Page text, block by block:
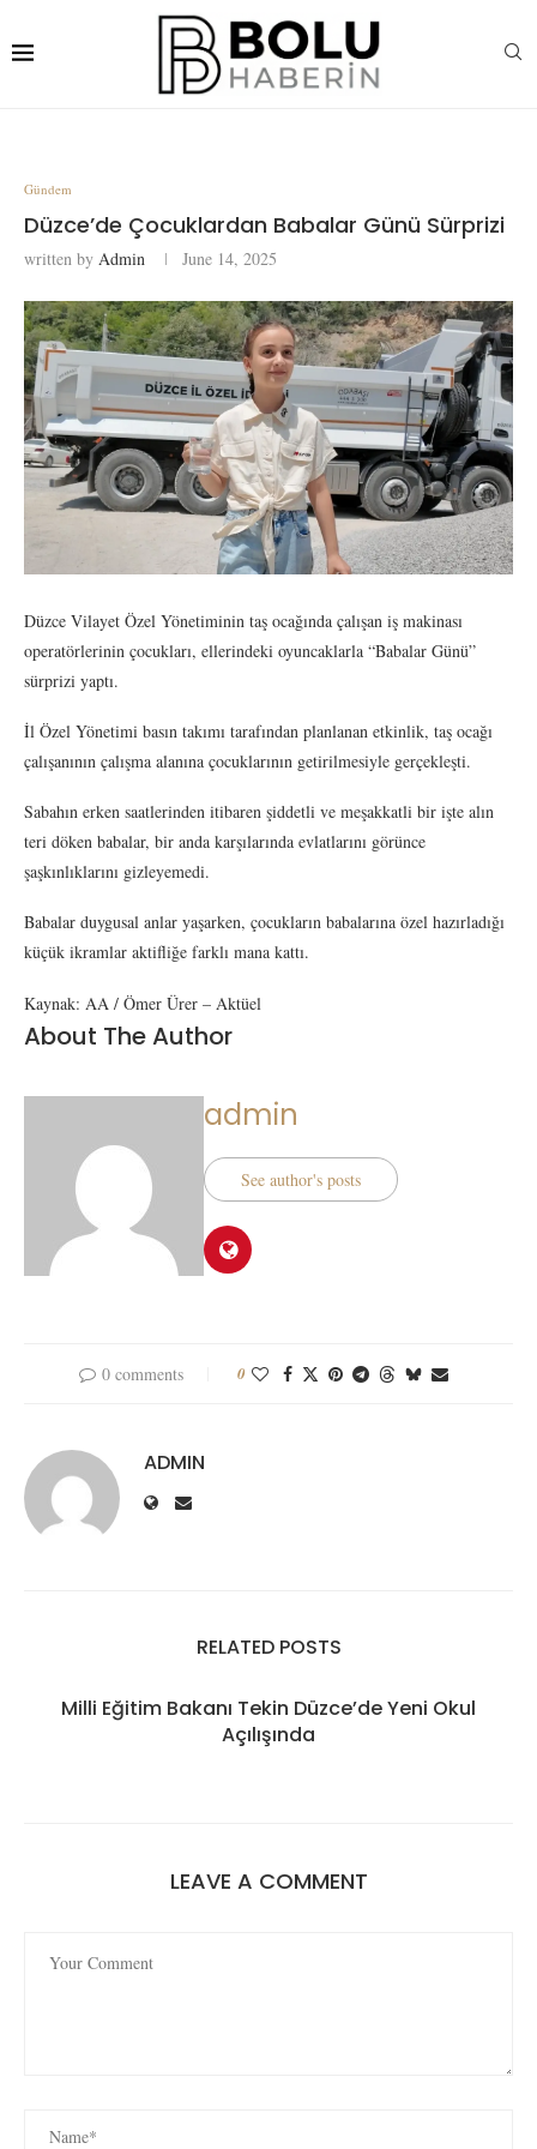
Gündem
Düzce’de Çocuklardan Babalar Günü Sürprizi
written by Admin June 14, 2025
Düzce Vilayet Özel Yönetiminin taş ocağında çalışan iş makinası
operatörlerinin çocukları, ellerindeki oyuncaklarla “Babalar Günü”
sürprizi yaptı.
İl Özel Yönetimi basın takımı tarafından planlanan etkinlik, taş ocağı
çalışanının çalışma alanına çocuklarının getirilmesiyle gerçekleşti.
Sabahın erken saatlerinden itibaren şiddetli ve meşakkatli bir işte alın
teri döken babalar, bir anda karşılarında evlatlarını görünce
şaşkınlıklarını gizleyemedi.
Babalar duygusal anlar yaşarken, çocukların babalarına özel hazırladığı
küçük ikramlar aktifliğe farklı mana kattı.
Kaynak: AA / Ömer Ürer – Aktüel
About The Author
admin
See author's posts
0 comments 0
ADMIN
RELATED POSTS
Milli Eğitim Bakanı Tekin Düzce’de Yeni Okul
Açılışında
LEAVE A COMMENT